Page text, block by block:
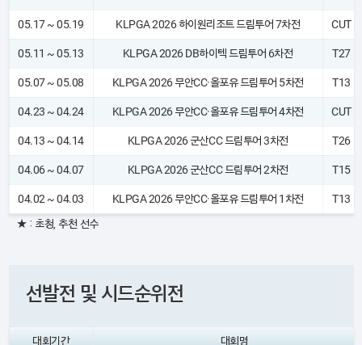
05.17 ~ 05.19 KLPGA 2026 하이원리조트 드림투어 7차전 CUT
05.11 ~ 05.13 KLPGA 2026 DB하이텍 드림투어 6차전 T27
05.07 ~ 05.08 KLPGA 2026 무안CC·올포유 드림투어 5차전 T13
04.23 ~ 04.24 KLPGA 2026 무안CC·올포유 드림투어 4차전 CUT
04.13 ~ 04.14 KLPGA 2026 군산CC 드림투어 3차전 T26
04.06 ~ 04.07 KLPGA 2026 군산CC 드림투어 2차전 T15
04.02 ~ 04.03 KLPGA 2026 무안CC·올포유 드림투어 1차전 T13
★ : 초청, 추천 선수
선발전 및 시드순위전
대회기간 대회명